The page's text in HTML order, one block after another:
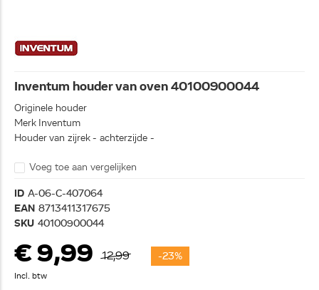
Inventum houder van oven 40100900044
Originele houder
Merk Inventum
Houder van zijrek - achterzijde -
Voeg toe aan vergelijken
ID A-06-C-407064
EAN 8713411317675
SKU 40100900044
€ 9,99 12,99 -23%
Incl. btw